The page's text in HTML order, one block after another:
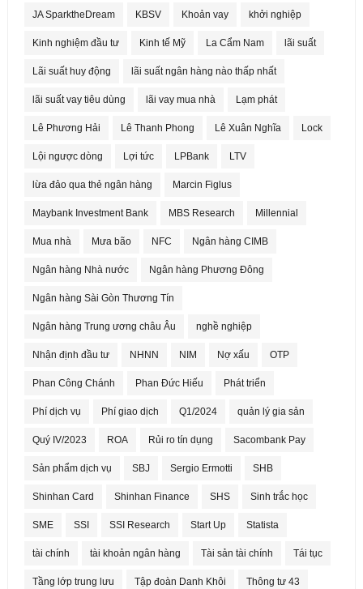
JA SparktheDream KBSV Khoản vay khởi nghiệp
Kinh nghiệm đầu tư Kinh tế Mỹ La Cẩm Nam lãi suất
Lãi suất huy động lãi suất ngân hàng nào thấp nhất
lãi suất vay tiêu dùng lãi vay mua nhà Lạm phát
Lê Phương Hải Lê Thanh Phong Lê Xuân Nghĩa Lock
Lội ngược dòng Lợi tức LPBank LTV
lừa đảo qua thẻ ngân hàng Marcin Figlus
Maybank Investment Bank MBS Research Millennial
Mua nhà Mưa bão NFC Ngân hàng CIMB
Ngân hàng Nhà nước Ngân hàng Phương Đông
Ngân hàng Sài Gòn Thương Tín
Ngân hàng Trung ương châu Âu nghề nghiệp
Nhận định đầu tư NHNN NIM Nợ xấu OTP
Phan Công Chánh Phan Đức Hiếu Phát triển
Phí dịch vụ Phí giao dịch Q1/2024 quản lý gia sản
Quý IV/2023 ROA Rủi ro tín dụng Sacombank Pay
Sản phẩm dịch vụ SBJ Sergio Ermotti SHB
Shinhan Card Shinhan Finance SHS Sinh trắc học
SME SSI SSI Research Start Up Statista
tài chính tài khoản ngân hàng Tài sản tài chính Tái tục
Tầng lớp trung lưu Tập đoàn Danh Khôi Thông tư 43